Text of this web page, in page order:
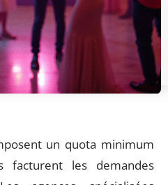
un quota minimum
facturent les demandes